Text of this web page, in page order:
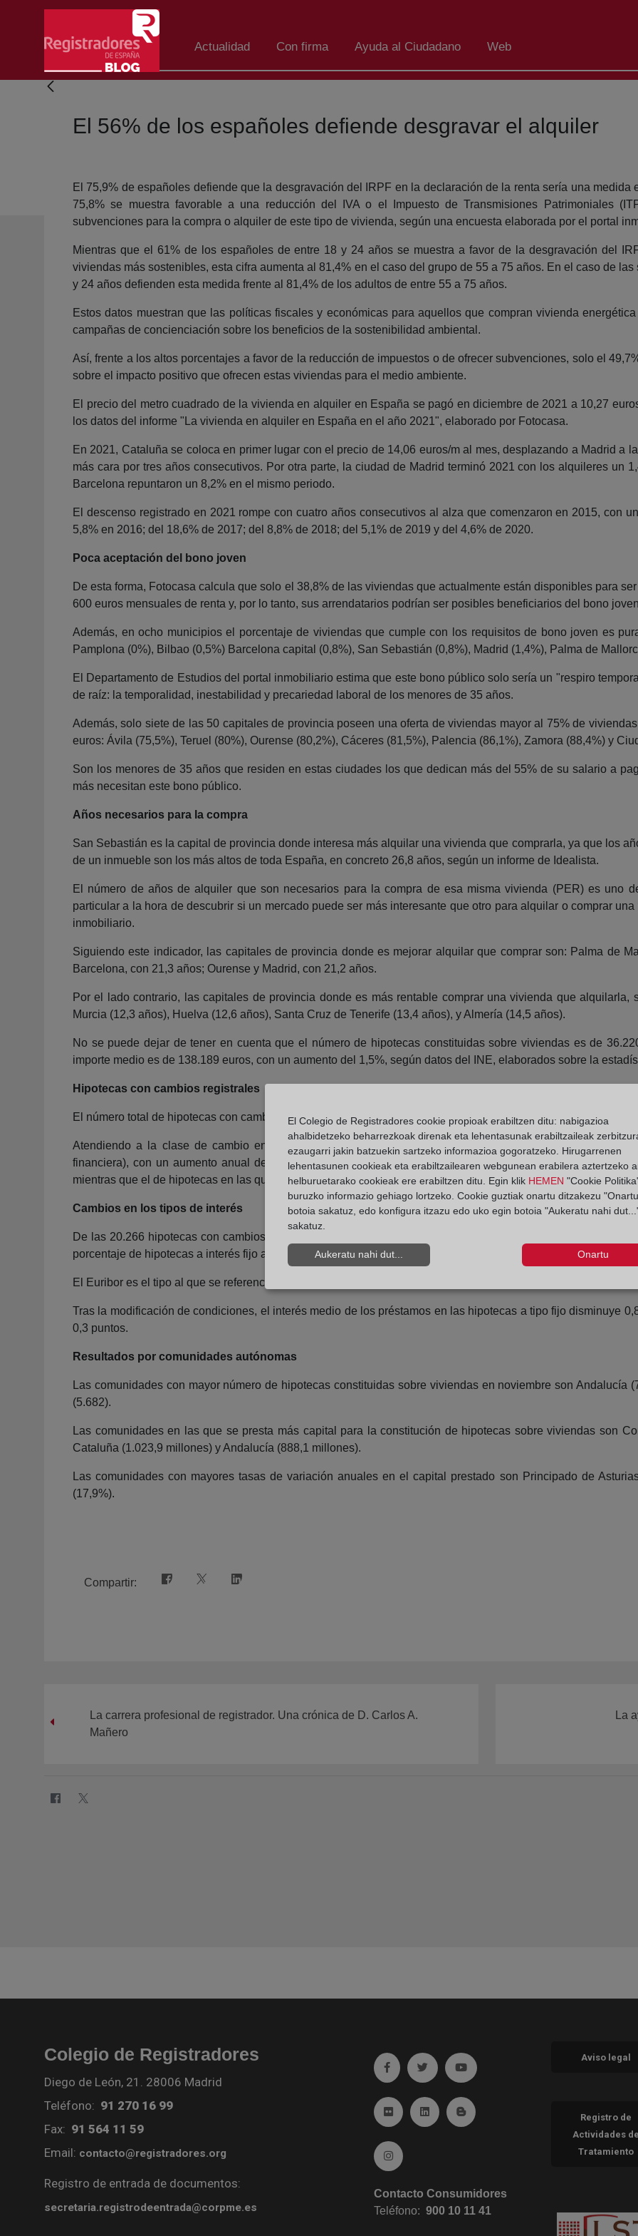
Eduki nagusira joan
Actualidad Con firma Ayuda al Ciudadano Web
El 56% de los españoles defiende desgravar el alquiler
El 75,9% de españoles defiende que la desgravación del IRPF en la declaración de la renta sería una medida
75,8% se muestra favorable a una reducción del IVA o el Impuesto de Transmisiones Patrimoniales
subvenciones para la compra o alquiler de este tipo de vivienda, según una encuesta elaborada por el portal
Mientras que el 61% de los españoles de entre 18 y 24 años se muestra a favor de la desgravación del
viviendas más sostenibles, esta cifra aumenta al 81,4% en el caso del grupo de 55 a 75 años. En el caso de
y 24 años defienden esta medida frente al 81,4% de los adultos de entre 55 a 75 años.
Estos datos muestran que las políticas fiscales y económicas para aquellos que compran vivienda
campañas de concienciación sobre los beneficios de la sostenibilidad ambiental.
Así, frente a los altos porcentajes a favor de la reducción de impuestos o de ofrecer subvenciones, solo el
sobre el impacto positivo que ofrecen estas viviendas para el medio ambiente.
El precio del metro cuadrado de la vivienda en alquiler en España se pagó en diciembre de 2021 a 10,27
los datos del informe "La vivienda en alquiler en España en el año 2021", elaborado por Fotocasa.
En 2021, Cataluña se coloca en primer lugar con el precio de 14,06 euros/m al mes, desplazando a Madrid a
más cara por tres años consecutivos. Por otra parte, la ciudad de Madrid terminó 2021 con los alquileres un
Barcelona repuntaron un 8,2% en el mismo periodo.
El descenso registrado en 2021 rompe con cuatro años consecutivos al alza que comenzaron en 2015, con
5,8% en 2016; del 18,6% de 2017; del 8,8% de 2018; del 5,1% de 2019 y del 4,6% de 2020.
Poca aceptación del bono joven
De esta forma, Fotocasa calcula que solo el 38,8% de las viviendas que actualmente están disponibles para
600 euros mensuales de renta y, por lo tanto, sus arrendatarios podrían ser posibles beneficiarios del bono
Además, en ocho municipios el porcentaje de viviendas que cumple con los requisitos de bono joven es
Pamplona (0%), Bilbao (0,5%) Barcelona capital (0,8%), San Sebastián (0,8%), Madrid (1,4%), Palma de
El Departamento de Estudios del portal inmobiliario estima que este bono público solo sería un "respiro
de raíz: la temporalidad, inestabilidad y precariedad laboral de los menores de 35 años.
Además, solo siete de las 50 capitales de provincia poseen una oferta de viviendas mayor al 75% de
euros: Ávila (75,5%), Teruel (80%), Ourense (80,2%), Cáceres (81,5%), Palencia (86,1%), Zamora (88,4%) y
Son los menores de 35 años que residen en estas ciudades los que dedican más del 55% de su salario a
más necesitan este bono público.
Años necesarios para la compra
San Sebastián es la capital de provincia donde interesa más alquilar una vivienda que comprarla, ya que los
de un inmueble son los más altos de toda España, en concreto 26,8 años, según un informe de Idealista.
El número de años de alquiler que son necesarios para la compra de esa misma vivienda (PER) es uno
particular a la hora de descubrir si un mercado puede ser más interesante que otro para alquilar o comprar
inmobiliario.
Siguiendo este indicador, las capitales de provincia donde es mejorar alquilar que comprar son: Palma de
Barcelona, con 21,3 años; Ourense y Madrid, con 21,2 años.
Por el lado contrario, las capitales de provincia donde es más rentable comprar una vivienda que alquilarla,
Murcia (12,3 años), Huelva (12,6 años), Santa Cruz de Tenerife (13,4 años), y Almería (14,5 años).
No se puede dejar de tener en cuenta que el número de hipotecas constituidas sobre viviendas es de
importe medio es de 138.189 euros, con un aumento del 1,5%, según datos del INE, elaborados sobre la
Hipotecas con cambios registrales
El número total de hipotecas con cambios en sus condiciones inscritas en los registros de la propiedad es de
Atendiendo a la clase de cambio en las condiciones, en noviembre se producen 17.043 novaciones (o
financiera), con un aumento anual del 48,2%. Por su parte, el número de operaciones que cambian de
mientras que el de hipotecas en las que cambia el titular del bien hipotecado (subrogaciones al deudor)
Cambios en los tipos de interés
De las 20.266 hipotecas con cambios en sus condiciones, el 16,6% se deben a modificaciones en los tipos
porcentaje de hipotecas a interés fijo aumenta del 21,1% al 37,0%, mientras que el de hipotecas a interés
El Euribor es el tipo al que se referencia el mayor porcentaje de hipotecas a tipo variable, tanto antes del
Tras la modificación de condiciones, el interés medio de los préstamos en las hipotecas a tipo fijo disminuye
0,3 puntos.
Resultados por comunidades autónomas
Las comunidades con mayor número de hipotecas constituidas sobre viviendas en noviembre son Andalucía
(5.682).
Las comunidades en las que se presta más capital para la constitución de hipotecas sobre viviendas son
Cataluña (1.023,9 millones) y Andalucía (888,1 millones).
Las comunidades con mayores tasas de variación anuales en el capital prestado son Principado de
(17,9%).
Compartir:
La carrera profesional de registrador. Una crónica de D. Carlos A.
Mañero
La
Colegio de Registradores
Diego de León, 21. 28006 Madrid
Teléfono: 91 270 16 99
Fax: 91 564 11 59
Email: contacto@registradores.org
Registro de entrada de documentos:
secretaria.registrodeentrada@corpme.es
Ir a facebook (abre en ventana nueva)
Ir a twitter (abre en ventana nueva)
Ir a YouTube (abre en ventana nueva)
Ir a Flickr (abre en ventana nueva)
Ir a Linkedin (abre en ventana nueva)
Ir al Blog (abre en ventana nueva)
Ir a Instagram (abre en ventana nueva)
Contacto Consumidores
Teléfono:900 10 11 41
Aviso legal
Registro de
Actividades de
Tratamiento
El Colegio de Registradores cookie propioak erabiltzen ditu: nabigazioa
ahalbidetzeko beharrezkoak direnak eta lehentasunak erabiltzaileak
ezaugarri jakin batzuekin sartzeko informazioa gogoratzeko. Hirugarrenen
lehentasunen cookieak eta erabiltzailearen webgunean erabilera aztertzeko
helburuetarako cookieak ere erabiltzen ditu. Egin klik HEMEN "Cookie
buruzko informazio gehiago lortzeko. Cookie guztiak onartu ditzakezu
botoia sakatuz, edo konfigura itzazu edo uko egin botoia "Aukeratu nahi
sakatuz.
Aukeratu nahi dut... Onartu